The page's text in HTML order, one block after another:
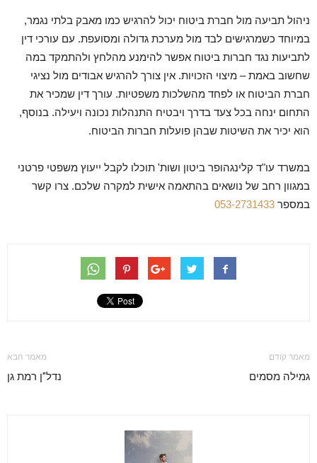
ניהול תביעה מול חברת ביטוח יכול להרגיש כמו מאבק בלתי נגמר,
במיוחד כשמרגישים לבד מול מערכת גדולה ומסועפת. עם עורכי דין
לתביעות נגד חברות ביטוח אפשר להימנע מהלחץ ולהתמקד במה
שחשוב באמת – מיצוי הזכויות. אין צורך להרגיש אבודים מול נציגי
חברת הביטוח או לפחד מהשלכות משפטיות. עורך דין שמכיר את
התחום ינחה בכל צעד בדרך ויבטיח התנהלות נכונה ויעילה. בנוסף,
הוא יכיר את השיטות שבהן פועלות חברות הביטוח.
במשרד עו"ד קלינגהופר ביטון ושות' תוכלו לקבל ייעוץ משפטי פרטני
במגוון רחב של נושאים בהתאמה אישית למקרה שלכם. צרו קשר
במספר 053-2731433
מאמר קודם
גמילה מסמים
מאמר הבא
נדל"ן רמת גן